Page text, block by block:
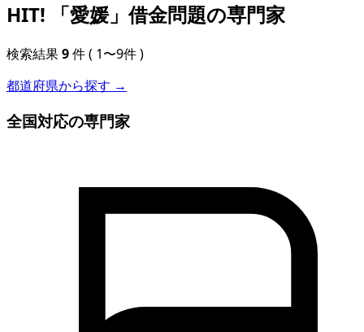
HIT! 「愛媛」借金問題の専門家
検索結果9件( 1〜9件 )
都道府県から探す →
全国対応の専門家